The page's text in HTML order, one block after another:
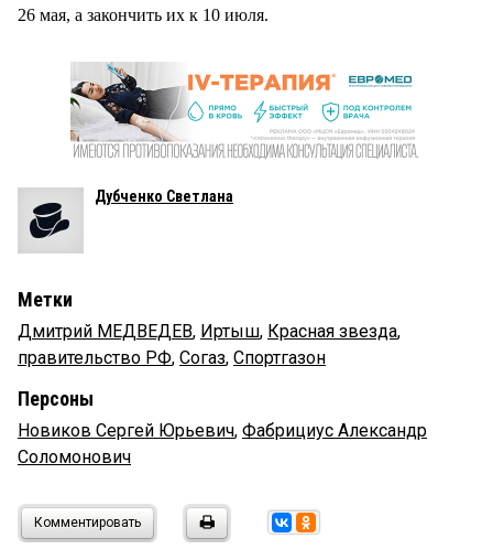
26 мая, а закончить их к 10 июля.
Дубченко Светлана
Метки
Дмитрий МЕДВЕДЕВ, Иртыш, Красная звезда,
правительство РФ, Согаз, Спортгазон
Персоны
Новиков Сергей Юрьевич, Фабрициус Александр
Соломонович
Комментировать